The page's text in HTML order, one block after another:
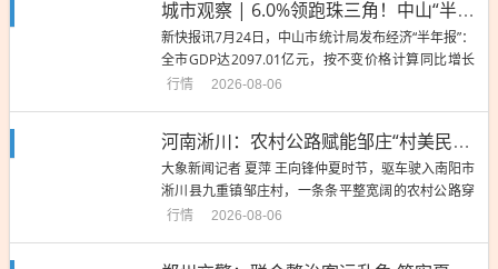
少网友发布自己的经历。有网友表示“空调24小时开着
确实便...
城市观察 | 6.0%领跑珠三角！中山“半年报”霸榜背后的五重跃迁
新快报讯7月24日，中山市统计局发布经济“半年报”：
全市GDP达2097.01亿元，按不变价格计算同比增长
6.0%，增速较一季度的5.7%继续攀升，高出全省1.5
当下，6.0%不是一个孤立的数字，而是一组深...
行情 2026-08-06
河南淅川：农村公路赋能邹庄“村美民富业兴”
大象新闻记者 夏萍 王向锋仲夏时节，驱车驶入南阳市
淅川县九重镇邹庄村，一条条平整宽阔的农村公路穿
村入组、连通四邻，灰白相间的仿古民居掩映在红花
行情 2026-08-06